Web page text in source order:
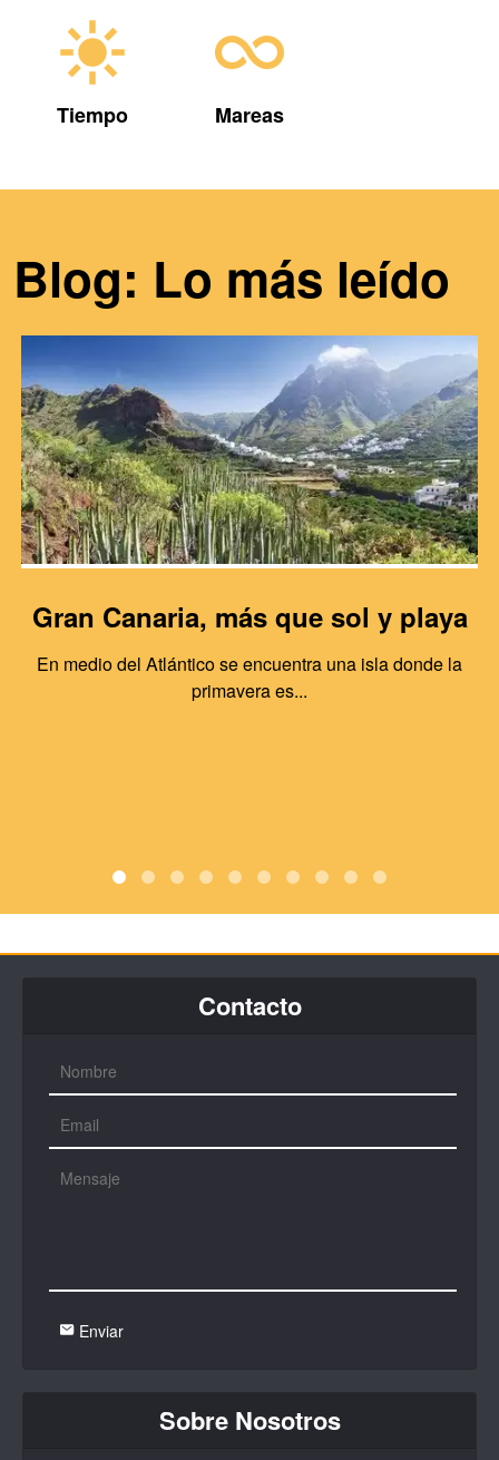
Tiempo Mareas
Blog: Lo más leído
Gran Canaria, más que sol y playa
En medio del Atlántico se encuentra una isla donde la
primavera es...
Contacto
Enviar
Sobre Nosotros